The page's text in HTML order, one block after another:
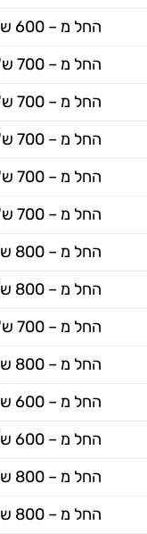
החל מ – 600 ש"ח
החל מ – 700 ש"ח
החל מ – 700 ש"ח
החל מ – 700 ש"ח
החל מ – 700 ש"ח
החל מ – 700 ש"ח
החל מ – 800 ש"ח
החל מ – 800 ש"ח
החל מ – 700 ש"ח
החל מ – 800 ש"ח
החל מ – 600 ש"ח
החל מ – 600 ש"ח
החל מ – 800 ש"ח
החל מ – 800 ש"ח